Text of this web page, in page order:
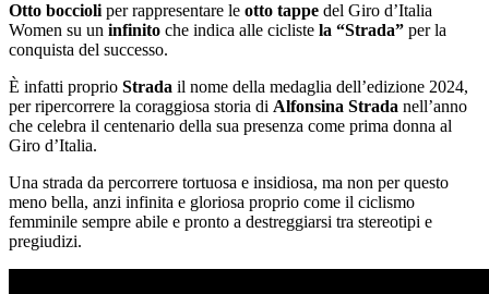
Otto boccioliper rappresentare le otto tappe del Giro d’Italia
Women su un infinito che indica alle cicliste la “Strada” per la
conquista del successo.
È infatti proprio Strada il nome della medaglia dell’edizione 2024,
per ripercorrere la coraggiosa storia di Alfonsina Strada nell’anno
che celebra il centenario della sua presenza come prima donna al
Giro d’Italia.
Una strada da percorrere tortuosa e insidiosa, ma non per questo
meno bella, anzi infinita e gloriosa proprio come il ciclismo
femminile sempre abile e pronto a destreggiarsi tra stereotipi e
pregiudizi.